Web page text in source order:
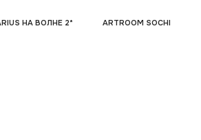
НА ВОЛНЕ 2* ARTROOM SOCHI